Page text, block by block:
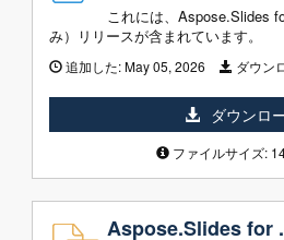
これには、Aspose.Slides
み）リリースが含まれています。
追加した:May 05, 2026 ダウン
ダウンロ
ファイルサイズ:
Aspose.Slides for